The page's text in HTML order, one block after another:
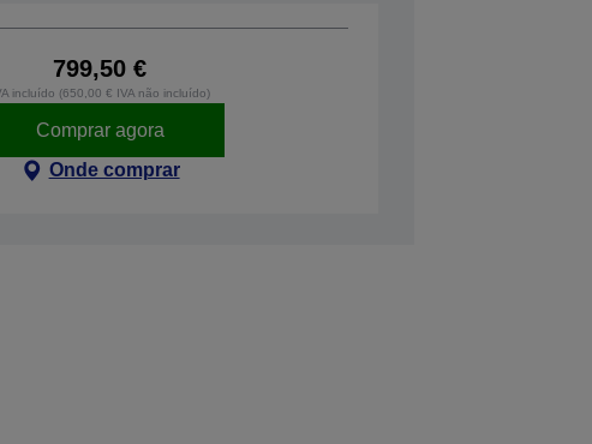
799,50 €
incluído (650,00 € IVA não incluído)
Comprar agora
Onde comprar